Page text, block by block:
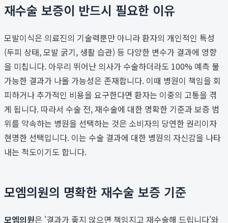
재수술 보증이 반드시 필요한 이유
모발이식은 의료진의 기술력뿐만 아니라 환자의 개인적인 특성
(두피 상태, 모발 굵기, 생활 습관) 등 다양한 변수가 결과에 영향
을 미칩니다. 아무리 뛰어난 의사가 수술하더라도 100% 예측 불
가능한 결과가 나올 가능성은 존재합니다. 이때 병원이 책임을 회
피하거나 추가적인 비용을 요구한다면 환자는 이중의 고통을 겪
게 됩니다. 따라서 수술 전, 재수술에 대한 명확한 기준과 보증 범
위를 약속하는 병원을 선택하는 것은 소비자의 당연한 권리이자
현명한 선택입니다. 이는 수술 결과에 대한 병원의 자신감을 나타
내는 척도이기도 합니다.
모엠의원의 명확한 재수술 보증 기준
모엠의원은 '결과가 좋지 않으면 책임지고 재수술해 드립니다'와